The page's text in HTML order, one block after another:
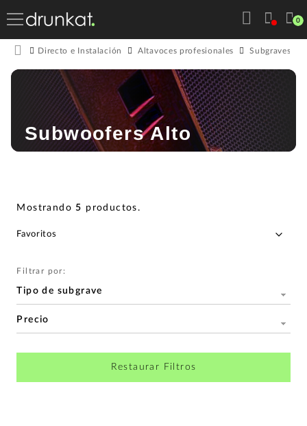
0
Directo e Instalación Altavoces profesionales Subgraves
Subwoofers Alto
Mostrando 5 productos.
Filtrar por:
Tipo de subgrave
Precio
Restaurar Filtros